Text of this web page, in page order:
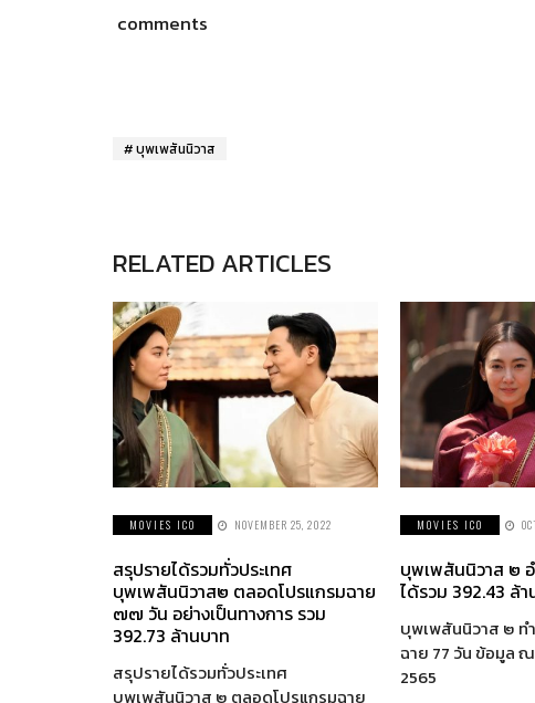
comments
บุพเพสันนิวาส
RELATED ARTICLES
MOVIES ICO NOVEMBER 25, 2022
สรุปรายได้รวมทั่วประเทศ
บุพเพสันนิวาส๒ ตลอดโปรแกรมฉาย
๗๗ วัน อย่างเป็นทางการ รวม
392.73 ล้านบาท
สรุปรายได้รวมทั่วประเทศ
บุพเพสันนิวาส ๒ ตลอดโปรแกรมฉาย
MOVIES ICO
บุพเพสันนิวาส ๒
ได้รวม 392.43 ล้
บุพเพสันนิวาส ๒ ท
ฉาย 77 วัน ข้อมูล
2565